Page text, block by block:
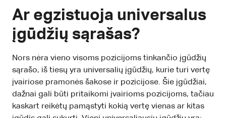
Ar egzistuoja universalus
įgūdžių sąrašas?
​Nors nėra vieno visoms pozicijoms tinkančio įgūdžių
sąrašo, iš tiesų yra universalių įgūdžių, kurie turi vertę
įvairiose pramonės šakose ir pozicijose. Šie įgūdžiai,
dažnai gali būti pritaikomi įvairioms pozicijoms, tačiau
kaskart reikėtų pamąstyti kokią vertę vienas ar kitas